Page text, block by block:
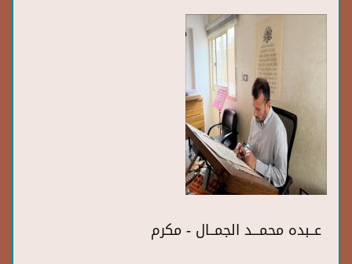
عــبده محمـــد الجمــال - مكرم